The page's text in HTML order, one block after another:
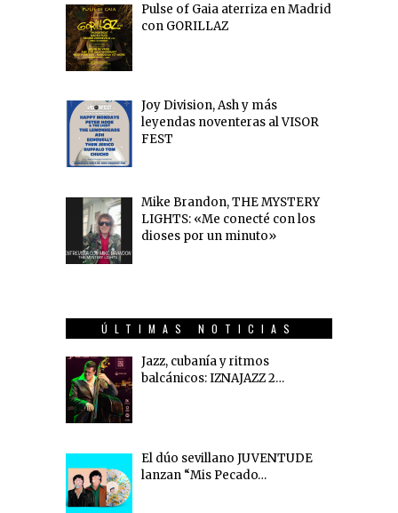
Pulse of Gaia aterriza en Madrid
con GORILLAZ
Joy Division, Ash y más
leyendas noventeras al VISOR
FEST
Mike Brandon, THE MYSTERY
LIGHTS: «Me conecté con los
dioses por un minuto»
ÚLTIMAS NOTICIAS
Jazz, cubanía y ritmos
balcánicos: IZNAJAZZ 2…
El dúo sevillano JUVENTUDE
lanzan “Mis Pecado…